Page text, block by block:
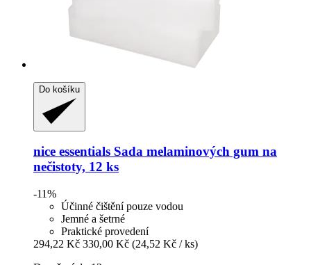
Do košíku
nice essentials Sada melaminových gum na
nečistoty, 12 ks
-11%
Účinné čištění pouze vodou
Jemné a šetrné
Praktické provedení
294,22 Kč 330,00 Kč (24,52 Kč / ks)